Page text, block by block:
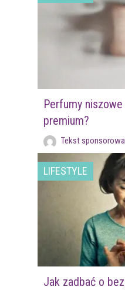
Perfumy
premium?
Tekst
LIFESTYLE
Jak zadbać o